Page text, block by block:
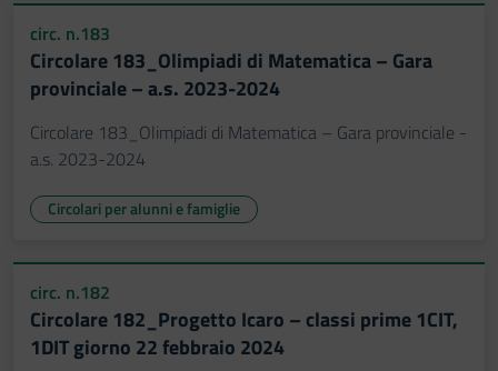
circ. n.183
Circolare 183_Olimpiadi di Matematica – Gara
provinciale – a.s. 2023-2024
Circolare 183_Olimpiadi di Matematica – Gara provinciale -
a.s. 2023-2024
Circolari per alunni e famiglie
circ. n.182
Circolare 182_Progetto Icaro – classi prime 1CIT,
1DIT giorno 22 febbraio 2024